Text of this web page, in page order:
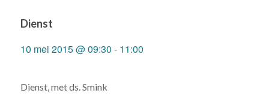
Dienst
10 mei 2015 @ 09:30 - 11:00
Dienst, met ds. Smink